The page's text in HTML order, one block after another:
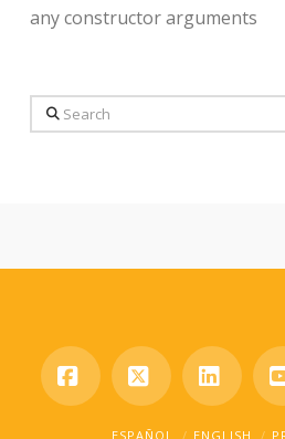
any constructor arguments
Search
ESPAÑOL ENGLISH